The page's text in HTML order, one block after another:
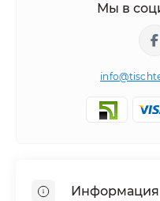
Мы в
Информация